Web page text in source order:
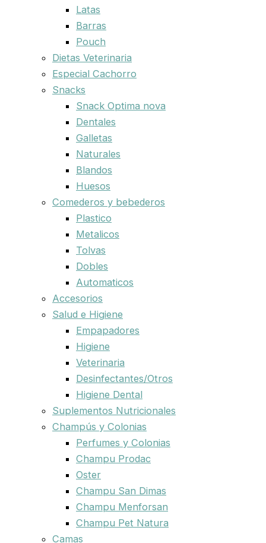
Latas
Barras
Pouch
Dietas Veterinaria
Especial Cachorro
Snacks
Snack Optima nova
Dentales
Galletas
Naturales
Blandos
Huesos
Comederos y bebederos
Plastico
Metalicos
Tolvas
Dobles
Automaticos
Accesorios
Salud e Higiene
Empapadores
Higiene
Veterinaria
Desinfectantes/Otros
Higiene Dental
Suplementos Nutricionales
Champús y Colonias
Perfumes y Colonias
Champu Prodac
Oster
Champu San Dimas
Champu Menforsan
Champu Pet Natura
Camas